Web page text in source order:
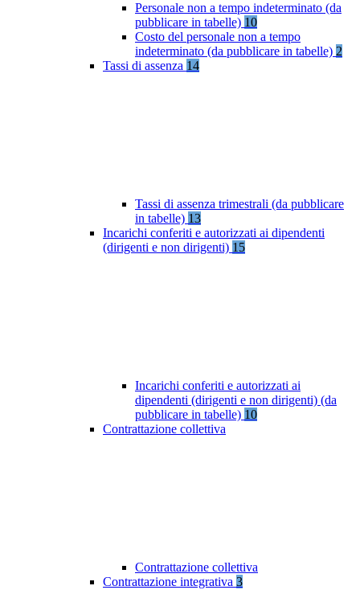
Personale non a tempo indeterminato (da
pubblicare in tabelle) 10
Costo del personale non a tempo
indeterminato (da pubblicare in tabelle) 2
Tassi di assenza 14
Tassi di assenza trimestrali (da pubblicare
in tabelle) 13
Incarichi conferiti e autorizzati ai dipendenti
(dirigenti e non dirigenti) 15
Incarichi conferiti e autorizzati ai
dipendenti (dirigenti e non dirigenti) (da
pubblicare in tabelle) 10
Contrattazione collettiva
Contrattazione collettiva
Contrattazione integrativa 3